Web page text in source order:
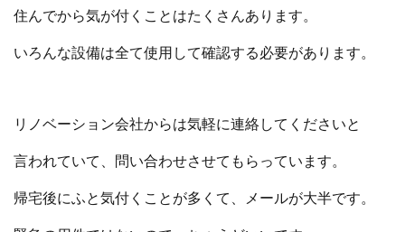
住んでから気が付くことはたくさんあります。
いろんな設備は全て使用して確認する必要があります。
リノベーション会社からは気軽に連絡してくださいと
言われていて、問い合わせさせてもらっています。
帰宅後にふと気付くことが多くて、メールが大半です。